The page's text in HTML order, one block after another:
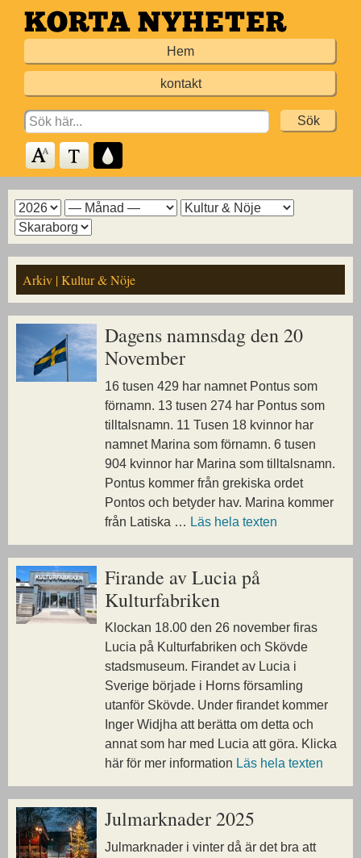
Hoppa
till
Hem
kontakt
Search
for:
Arkiv
för
år
Arkiv
för
månad
Arkiv
ämne
kommun
Arkiv | Kultur & Nöje
Dagens namnsdag den 20
November
16 tusen 429 har namnet Pontus som
förnamn. 13 tusen 274 har Pontus som
tilltalsnamn. 11 Tusen 18 kvinnor har
namnet Marina som förnamn. 6 tusen
904 kvinnor har Marina som tilltalsnamn.
Pontus kommer från grekiska ordet
Pontos och betyder hav. Marina kommer
från Latiska … Läs hela texten
Firande av Lucia på
Kulturfabriken
Klockan 18.00 den 26 november firas
Lucia på Kulturfabriken och Skövde
stadsmuseum. Firandet av Lucia i
Sverige började i Horns församling
utanför Skövde. Under firandet kommer
Inger Widjha att berätta om detta och
annat som har med Lucia att göra. Klicka
här för mer information Läs hela texten
Julmarknader 2025
Julmarknader i vinter då är det bra att